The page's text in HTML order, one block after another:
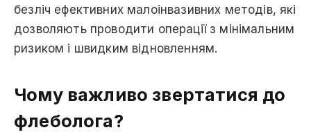
безліч ефективних малоінвазивних методів, які
дозволяють проводити операції з мінімальним
ризиком і швидким відновленням.
Чому важливо звертатися до
флеболога?